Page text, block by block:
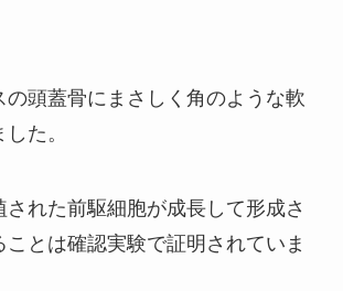
の頭蓋骨にまさしく角のような軟
た。
された前駆細胞が成長して形成さ
ことは確認実験で証明されていま